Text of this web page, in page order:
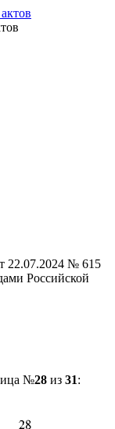
22.07.2024 № 615
Российской
№28из 31: